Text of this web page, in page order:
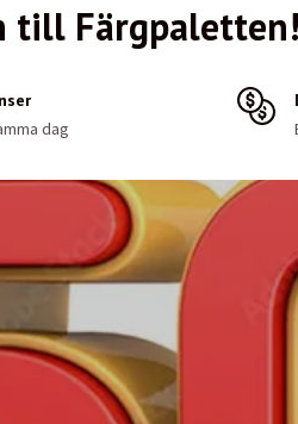
till Färgpaletten!
dag